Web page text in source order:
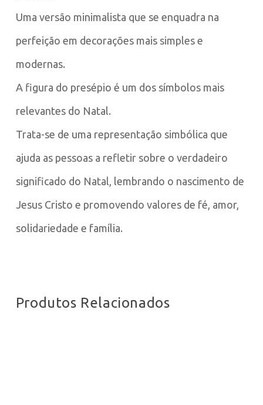
Uma versão minimalista que se enquadra na
perfeição em decorações mais simples e
modernas.
A figura do presépio é um dos símbolos mais
relevantes do Natal.
Trata-se de uma representação simbólica que
ajuda as pessoas a refletir sobre o verdadeiro
significado do Natal, lembrando o nascimento de
Jesus Cristo e promovendo valores de fé, amor,
solidariedade e família.
Produtos Relacionados